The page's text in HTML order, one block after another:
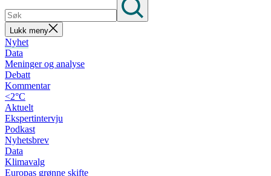
Lukk meny
Nyhet
Data
Meninger og analyse
Debatt
Kommentar
<2°C
Aktuelt
Ekspertintervju
Podkast
Nyhetsbrev
Data
Klimavalg
Europas grønne skifte